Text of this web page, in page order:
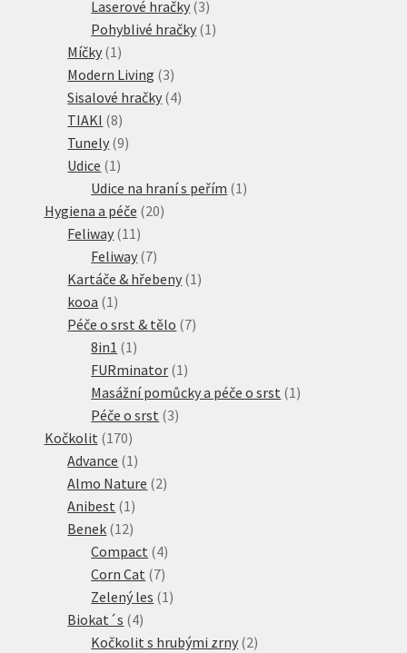
Laserové hračky 33
produkty
Pohyblivé hračky 1 1
Míčky 1 1
produkt
Modern Living 33
produkty
Sisalové hračky 44
TIAKI 88
produktů
Tunely 99
Udice 1 1
produkt
Udice na hraní s peřím 1 1
Hygiena a péče 2020
Feliway 11 11
produktů
Feliway 77
produktů
Kartáče & hřebeny 1 1
kooa 1 1
produkt
Péče o srst & tělo 77
8in1 1 1
produkt
FURminator 1 1
produkt
Masážní pomůcky a péče o srst 1 1
Péče o srst 33
Kočkolit 170170
produktů
Advance 1 1
produkt
Almo Nature 22
Anibest 1 1
produkt
Benek 1212
produktů
Compact 44
produkty
Corn Cat 77
produktů
Zelený les 1 1
Biokat´s 44
produkty
Kočkolit s hrubými zrny 22